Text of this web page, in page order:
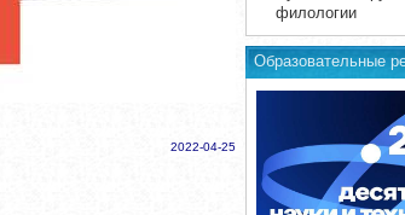
2022-04-25
филологии
Образовательные